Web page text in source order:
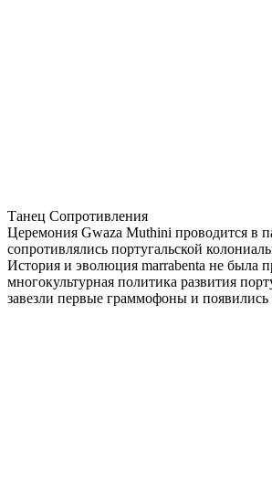
Танец Сопротивления
Церемония Gwaza Muthini проводится в
сопротивлялись португальской
История и эволюция marrabenta не была
многокультурная политика развития
завезли первые граммофоны и